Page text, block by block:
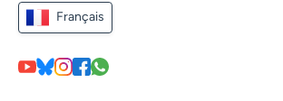
Français